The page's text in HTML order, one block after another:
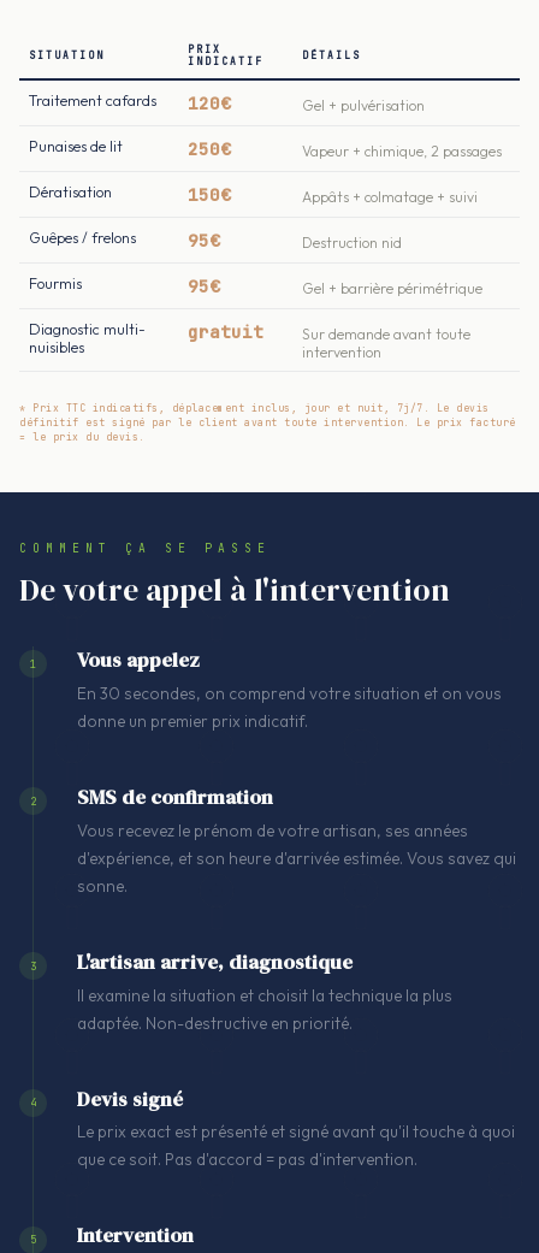
SITUATION
PRIX
INDICATIF
DÉTAILS
Traitement cafards 120€ Gel + pulvérisation
Punaises de lit 250€ Vapeur + chimique, 2 passages
Dératisation 150€ Appâts + colmatage + suivi
Guêpes / frelons 95€ Destruction nid
Fourmis 95€ Gel + barrière périmétrique
Diagnostic multi-
nuisibles
gratuit
Sur demande avant toute
intervention
* Prix TTC indicatifs, déplacement inclus, jour et nuit, 7j/7. Le devis
définitif est signé par le client avant toute intervention. Le prix facturé
= le prix du devis.
COMMENT ÇA SE PASSE
De votre appel à l'intervention
1 Vous appelez
En 30 secondes, on comprend votre situation et on vous
donne un premier prix indicatif.
2 SMS de confirmation
Vous recevez le prénom de votre artisan, ses années
d'expérience, et son heure d'arrivée estimée. Vous savez qui
sonne.
3 L'artisan arrive, diagnostique
Il examine la situation et choisit la technique la plus
adaptée. Non-destructive en priorité.
4 Devis signé
Le prix exact est présenté et signé avant qu'il touche à quoi
que ce soit. Pas d'accord = pas d'intervention.
5 Intervention